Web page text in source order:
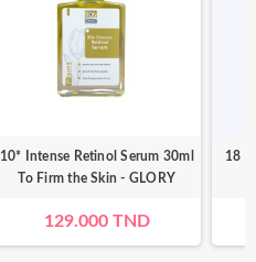
10* Intense Retinol Serum 30ml
To Firm the Skin - GLORY
129.000 TND
18